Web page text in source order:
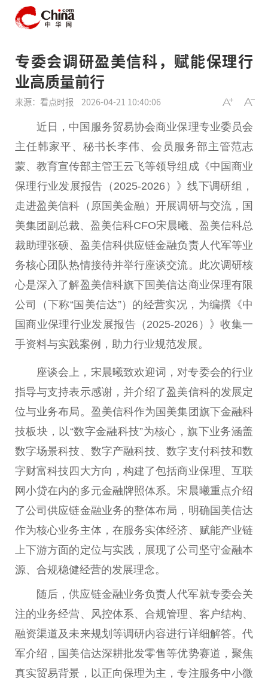
专委会调研盈美信科，赋能保理行
业高质量前行
来源：看点时报 2026-04-21 10:40:06
近 日， 中国 服务贸易协会商业保理专业委员会
主任韩家平、秘书长李伟、会员服务部主管范志
蒙、教育宣传部主管王云飞等领导组成《中国商业
保理行业发展报告（2025-2026）》线下调研组，
走进盈美信科（原国美金融 ）开展调研与交流，国
美集团副 总裁、盈美信科CFO宋晨曦、盈美信科总
裁助理张硕、盈美信科供应链金融负责人代军等业
务核心团队热情接待并举行座谈交流。此次调研核
心是深入了解盈美信科旗下国美信达商业保理有限
公司（下称“国美信达”）的经营实况，为编撰《中
国商业保理行业发展报告（2025-2026）》收集一
手资料与实践案例，助力行业规范发展。
座谈会上，宋晨曦致欢迎词，对专委会的行业
指导与支持表示感谢，并介绍了盈美信科的发展定
位与业务布局。盈美信科作为国美集团旗下金融科
技板块，以“数字金融科技”为核心，旗下业务涵盖
数字场景科技、数字产融科技、数字支付科技和数
字财富科技四大方向，构建了包括商业保理、互联
网小贷在内的多元金融牌照体系。宋晨曦重点介绍
了公司供应链金融业务的整体布局，明确国美信达
作为核心业务主体，在服务实体经济、赋能产业链
上下游方面的定位与实践，展现了公司坚守金融本
源、合规稳健经营的发展理念。
随后，供应链金融业务负责人代军就专委会关
注的业务经营、风控体系、合规管理、客户结构、
融资渠道及未来规划等调研内容进行详细解答。代
军介绍，国美信达深耕批发零售等优势赛道，聚焦
真实贸易背景，以正向保理为主，专注服务中小微